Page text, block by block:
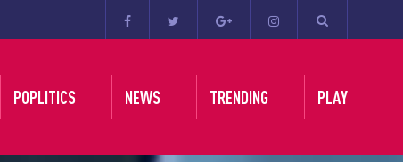
POPLITICS NEWS TRENDING PLAY